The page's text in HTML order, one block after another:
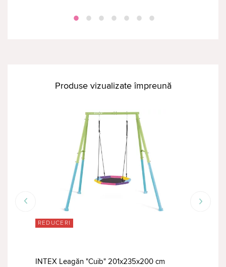
Produse vizualizate împreună
REDUCERI
INTEX Leagăn "Cuib" 201x235x200 cm